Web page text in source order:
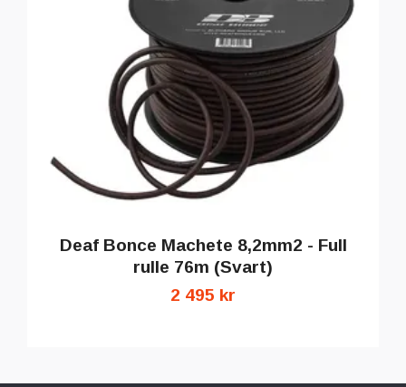
Deaf Bonce Machete 8,2mm2 - Full
rulle 76m (Svart)
2 495 kr